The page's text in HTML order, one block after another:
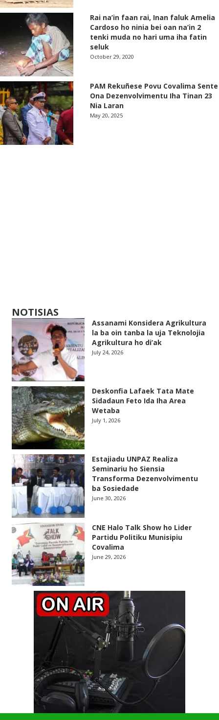
Rai na’in faan rai, Inan faluk Amelia
Cardoso ho ninia bei oan na’in 2
tenki muda no hari uma iha fatin
seluk
October 29, 2020
PAM Rekuñese Povu Covalima Sente
Ona Dezenvolvimentu Iha Tinan 23
Nia Laran
May 20, 2025
NOTISIAS
Assanami Konsidera Agrikultura
la ba oin tanba la uja Teknolojia
Agrikultura ho di’ak
July 24, 2026
Deskonfia Lafaek Tata Mate
Sidadaun Feto Ida Iha Area
Wetaba
July 1, 2026
Estajiadu UNPAZ Realiza
Seminariu ho Siensia
Transforma Dezenvolvimentu
ba Sosiedade
June 30, 2026
CNE Halo Talk Show ho Lider
Partidu Politiku Munisipiu
Covalima
June 29, 2026